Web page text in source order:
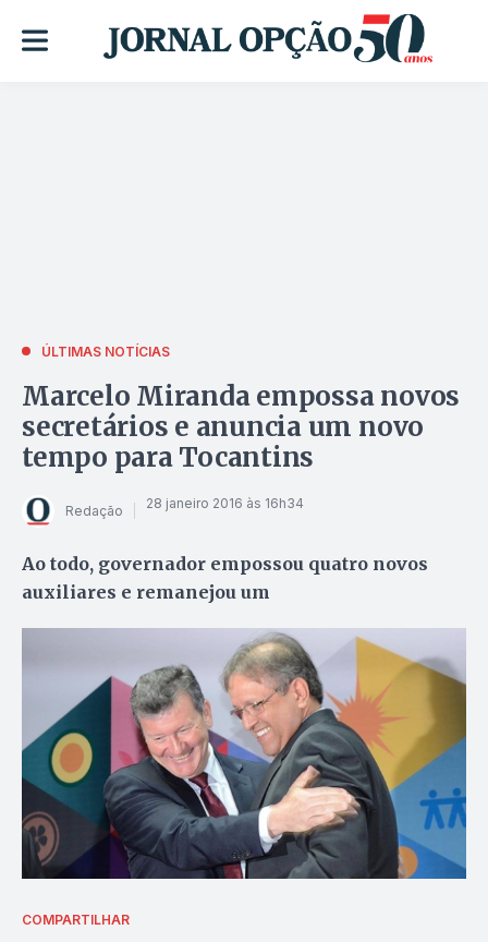
ÚLTIMAS NOTÍCIAS
Marcelo Miranda empossa novos
secretários e anuncia um novo
tempo para Tocantins
Redação 28 janeiro 2016 às 16h34
Ao todo, governador empossou quatro novos
auxiliares e remanejou um
COMPARTILHAR